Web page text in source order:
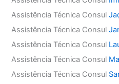
Assistência Técnica Consul
Assistência Técnica Consul
Assistência Técnica Consul
Assistência Técnica Consul
Assistência Técnica Consul